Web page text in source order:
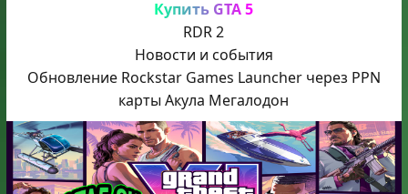
Купить GTA 5
RDR 2
Новости и события
Обновление Rockstar Games Launcher через PPN
карты Акула Мегалодон